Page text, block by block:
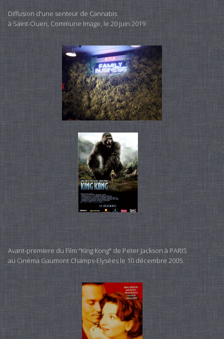
Diffusion d'une senteur de Cannabis
à Saint-Ouen, Commune Image, le 20 juin 2019
Avant-premiere du Film "King Kong" de Peter Jackson à PARIS
au Cinéma Gaumont Champs-Elysées le 10 décembre 2005.